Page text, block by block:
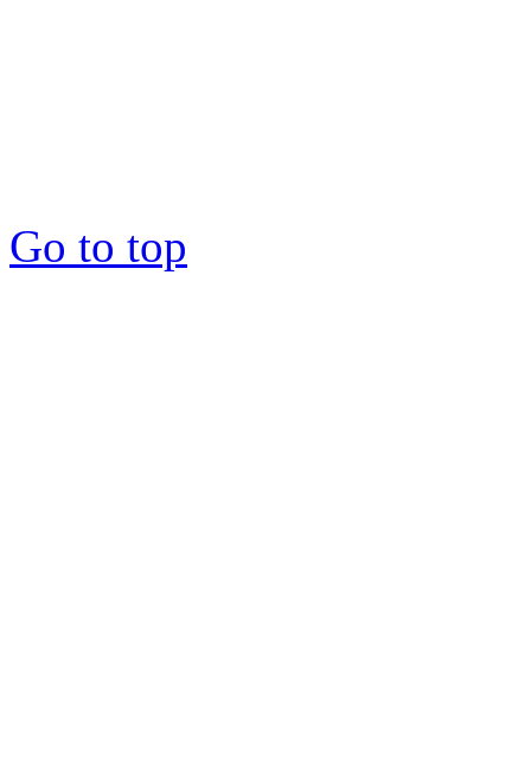
Go to top